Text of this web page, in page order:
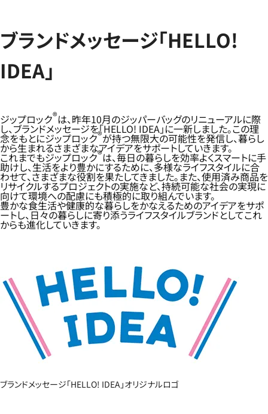
ブランドメッセージ「HELLO!
IDEA」
ジップロック®は、昨年10月のジッパーバッグのリニューアルに際
し、ブランドメッセージを「HELLO! IDEA」に一新しました。この理
念をもとにジップロック®が持つ無限大の可能性を発信し、暮らし
から生まれるさまざまなアイデアをサポートしていきます。
これまでもジップロック®は、毎日の暮らしを効率よくスマートに手
助けし、生活をより豊かにするために、多様なライフスタイルに合
わせて、さまざまな役割を果たしてきました。また、使用済み商品を
リサイクルするプロジェクトの実施など、持続可能な社会の実現に
向けて環境への配慮にも積極的に取り組んでいます。
豊かな食生活や健康的な暮らしをかなえるためのアイデアをサポ
ートし、日々の暮らしに寄り添うライフスタイルブランドとしてこれ
からも進化していきます。
ブランドメッセージ「HELLO! IDEA」オリジナルロゴ